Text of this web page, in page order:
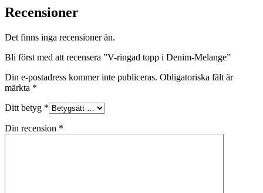
Recensioner
Det finns inga recensioner än.
Bli först med att recensera ”V-ringad topp i Denim-Melange”
Din e-postadress kommer inte publiceras. Obligatoriska fält är
märkta *
Ditt betyg *
Din recension *